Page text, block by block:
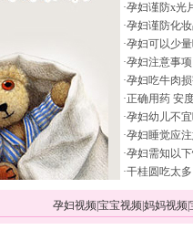
·孕妇谨防x光
·孕妇谨防化
·孕妇可以少
·孕妇注意事
·孕妇吃牛肉
·正确用药 安
·孕妇幼儿不
·孕妇睡觉应
·孕妇需知以
·干桂圆吃太
孕妇视频宝宝视频妈妈视频